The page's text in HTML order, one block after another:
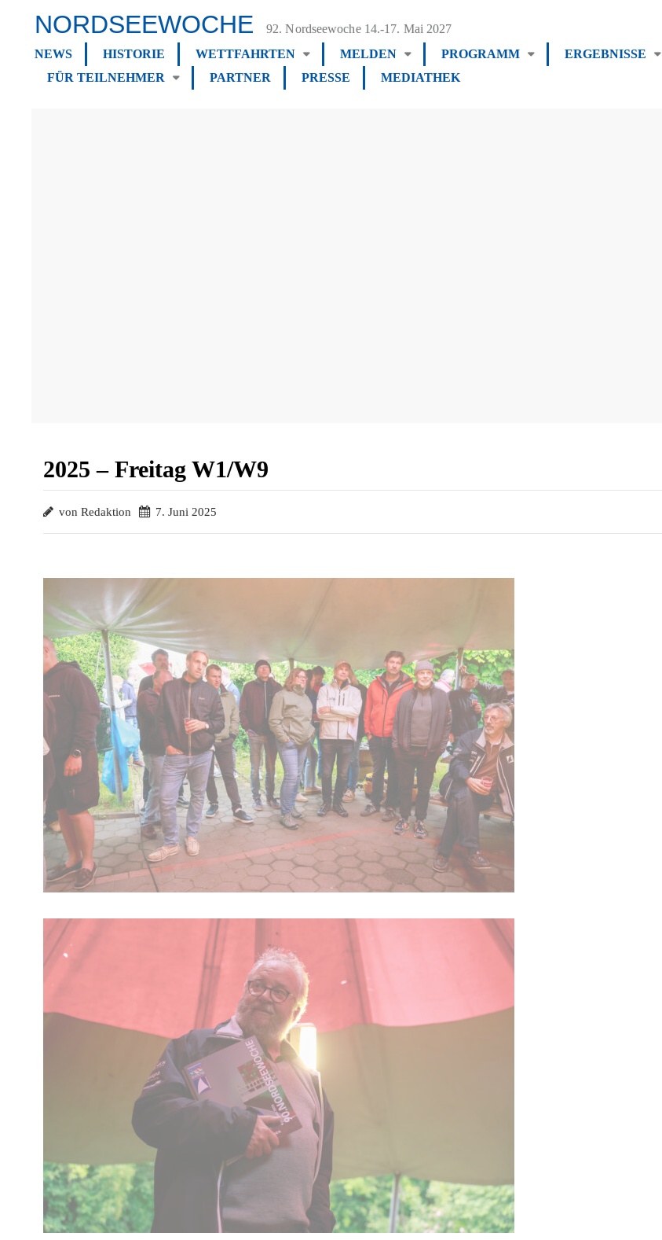
NORDSEEWOCHE
92. Nordseewoche 14.-17. Mai 2027
NEWS
HISTORIE WETTFAHRTEN MELDEN PROGRAMM
ERGEBNISSE
FÜR TEILNEHMER
PARTNER PRESSE MEDIATHEK
2025 – Freitag W1/W9
von Redaktion 7. Juni 2025